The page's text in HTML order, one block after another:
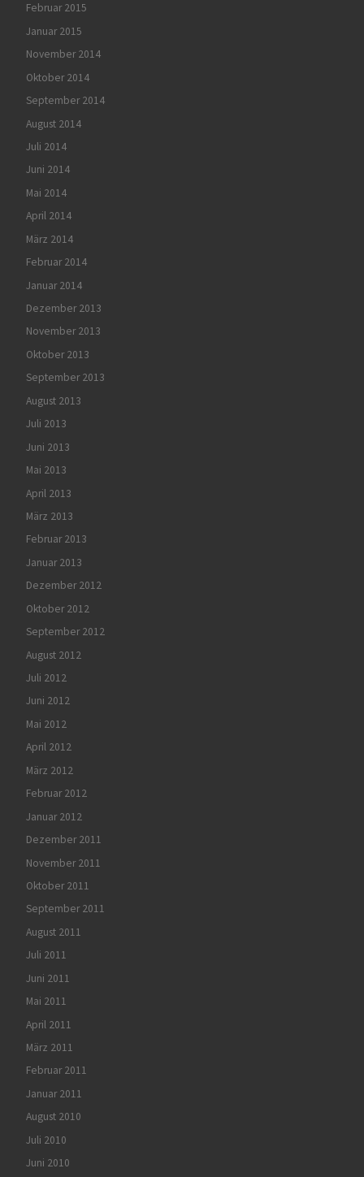
Februar 2015
Januar 2015
November 2014
Oktober 2014
September 2014
August 2014
Juli 2014
Juni 2014
Mai 2014
April 2014
März 2014
Februar 2014
Januar 2014
Dezember 2013
November 2013
Oktober 2013
September 2013
August 2013
Juli 2013
Juni 2013
Mai 2013
April 2013
März 2013
Februar 2013
Januar 2013
Dezember 2012
Oktober 2012
September 2012
August 2012
Juli 2012
Juni 2012
Mai 2012
April 2012
März 2012
Februar 2012
Januar 2012
Dezember 2011
November 2011
Oktober 2011
September 2011
August 2011
Juli 2011
Juni 2011
Mai 2011
April 2011
März 2011
Februar 2011
Januar 2011
August 2010
Juli 2010
Juni 2010